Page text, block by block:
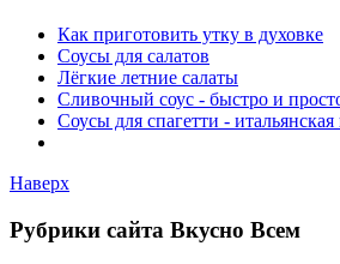
Как приготовить утку в духовке
Соусы для салатов
Лёгкие летние салаты
Сливочный соус - быстро и
Соусы для спагетти -
Наверх
Рубрики сайта Вкусно Всем